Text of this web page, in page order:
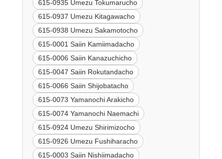
615-0935 Umezu Tokumarucho
615-0937 Umezu Kitagawacho
615-0938 Umezu Sakamotocho
615-0001 Saiin Kamiimadacho
615-0006 Saiin Kanazuchicho
615-0047 Saiin Rokutandacho
615-0066 Saiin Shijobatacho
615-0073 Yamanochi Arakicho
615-0074 Yamanochi Naemachi
615-0924 Umezu Shirimizocho
615-0926 Umezu Fushiharacho
615-0003 Saiin Nishiimadacho